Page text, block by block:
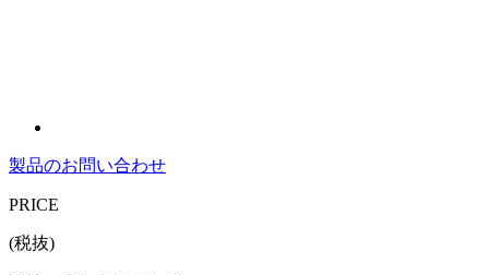
製品のお問い合わせ
PRICE
(税抜)